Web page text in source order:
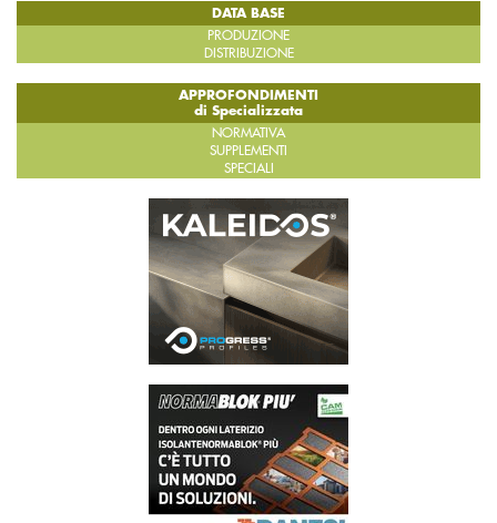
DATA BASE
PRODUZIONE
DISTRIBUZIONE
APPROFONDIMENTI
di Specializzata
NORMATIVA
SUPPLEMENTI
SPECIALI